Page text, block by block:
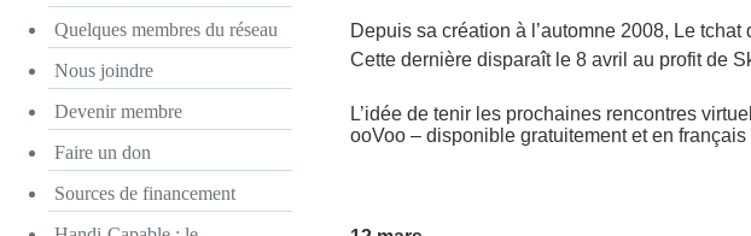
Depuis sa création à l’automne 2008, Letchat
Cette dernière disparaît le 8 avril au profit de
L’idée de tenir les prochaines rencontres
ooVoo – disponible gratuitement et en
Quelques membres du réseau
Nous joindre
Devenir membre
Faire un don
Sources de financement